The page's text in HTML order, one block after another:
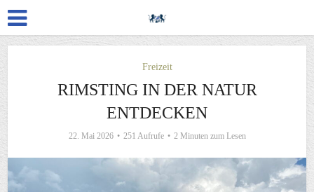
Freizeit
RIMSTING IN DER NATUR
ENTDECKEN
22. Mai 2026 251 Aufrufe 2 Minuten zum Lesen